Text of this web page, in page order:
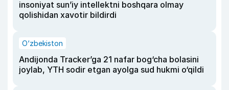
insoniyat sun’iy intellektni boshqara olmay
qolishidan xavotir bildirdi
O‘zbekiston
Andijonda Tracker’ga 21 nafar bog‘cha bolasini
joylab, YTH sodir etgan ayolga sud hukmi o‘qildi